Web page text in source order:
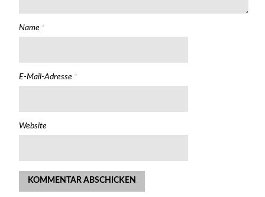
Name *
E-Mail-Adresse *
Website